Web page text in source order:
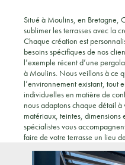
Situé à Moulins, en Bretagne,
sublimer les terrasses avec la
Chaque création est
besoins spécifiques de nos
l’exemple récent d’une
à Moulins. Nous veillons à ce
l’environnement existant, tout
individuelles en matière de
nous adaptons chaque détail à
matériaux, teintes, dimensions
spécialistes vous
faire de votre terrasse un lieu